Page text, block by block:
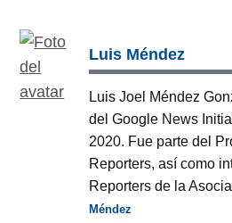
Luis Méndez
Luis Joel Méndez
del Google News
2020. Fue parte del
Reporters, así como
Reporters de la
Méndez